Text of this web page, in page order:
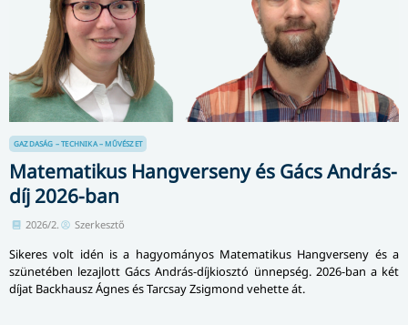
GAZDASÁG – TECHNIKA – MŰVÉSZET
Matematikus Hangverseny és Gács András-
díj 2026-ban
2026/2. Szerkesztő
Sikeres volt idén is a hagyományos Matematikus Hangverseny és a
szünetében lezajlott Gács András-díjkiosztó ünnepség. 2026-ban a két
díjat Backhausz Ágnes és Tarcsay Zsigmond vehette át.